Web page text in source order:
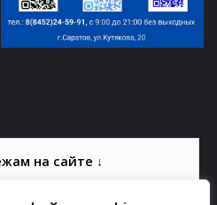
на сайте ↓